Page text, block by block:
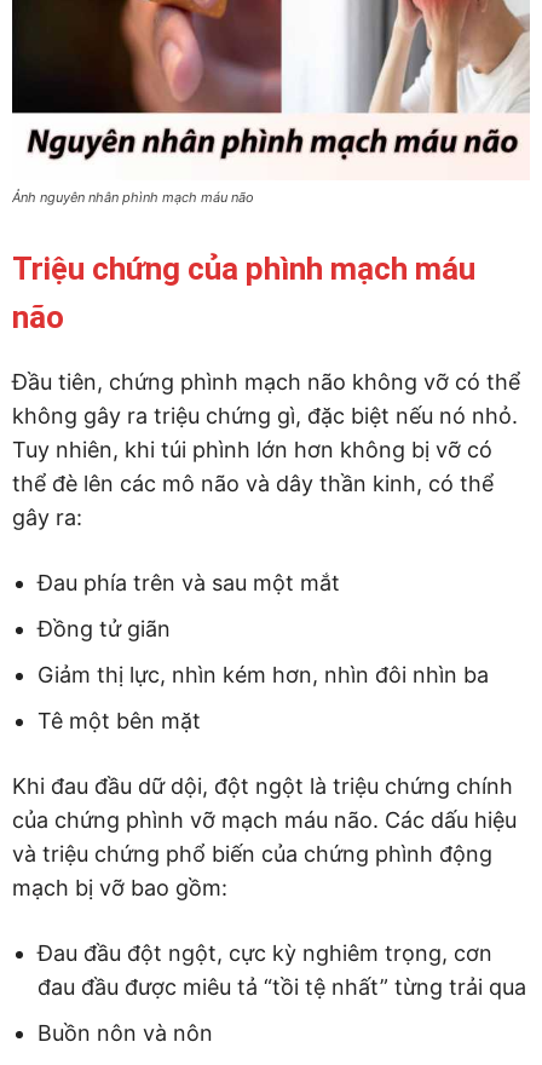
Ảnh nguyên nhân phình mạch máu não
Triệu chứng của phình mạch máu
não
Đầu tiên, chứng phình mạch não không vỡ có thể
không gây ra triệu chứng gì, đặc biệt nếu nó nhỏ.
Tuy nhiên, khi túi phình lớn hơn không bị vỡ có
thể đè lên các mô não và dây thần kinh, có thể
gây ra:
Đau phía trên và sau một mắt
Đồng tử giãn
Giảm thị lực, nhìn kém hơn, nhìn đôi nhìn ba
Tê một bên mặt
Khi đau đầu dữ dội, đột ngột là triệu chứng chính
của chứng phình vỡ mạch máu não. Các dấu hiệu
và triệu chứng phổ biến của chứng phình động
mạch bị vỡ bao gồm:
Đau đầu đột ngột, cực kỳ nghiêm trọng, cơn
đau đầu được miêu tả “tồi tệ nhất” từng trải qua
Buồn nôn và nôn